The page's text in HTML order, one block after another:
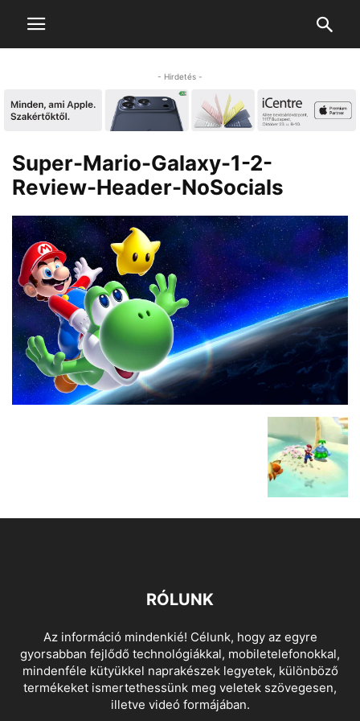
- Hirdetés -
Super-Mario-Galaxy-1-2-
Review-Header-NoSocials
RÓLUNK
Az információ mindenkié! Célunk, hogy az egyre
gyorsabban fejlődő technológiákkal, mobiletelefonokkal,
mindenféle kütyükkel naprakészek legyetek, különböző
termékeket ismertethessünk meg veletek szövegesen,
illetve videó formájában.